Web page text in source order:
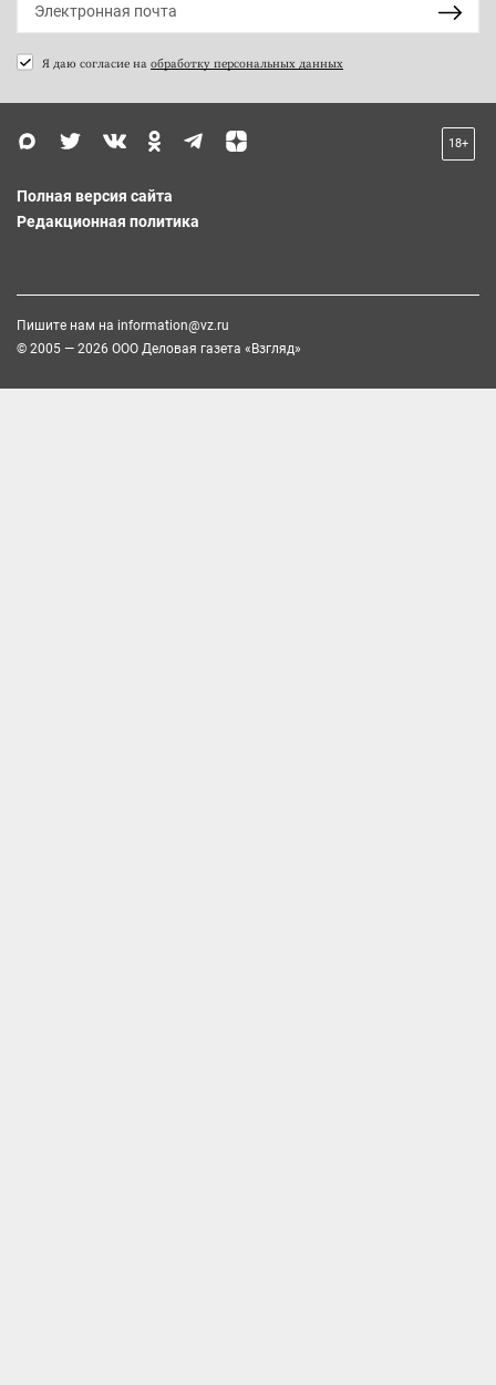
Я даю согласие на обработку персональных данных
18+
Полная версия сайта
Редакционная политика
Пишите нам на information@vz.ru
© 2005 — 2026 ООО Деловая газета «Взгляд»